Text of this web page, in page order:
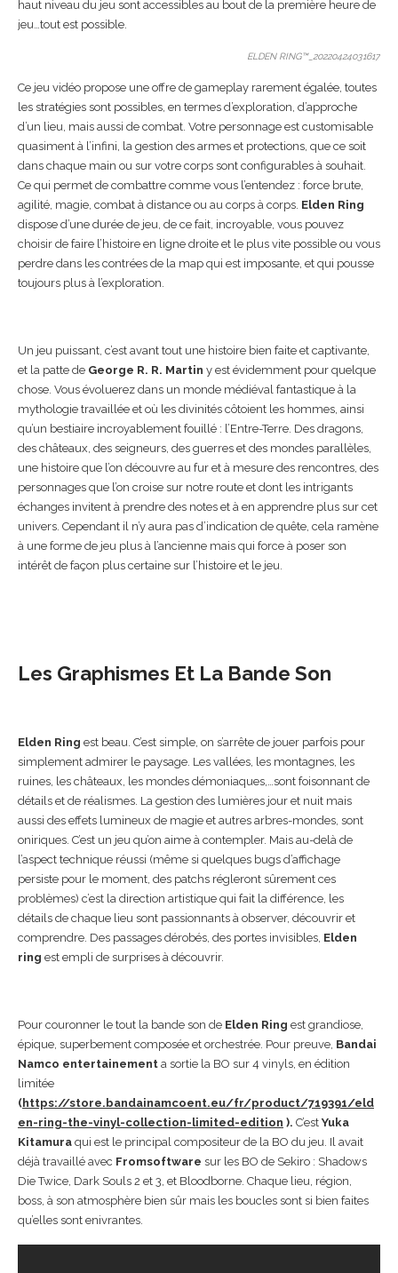
haut niveau du jeu sont accessibles au bout de la première heure de
jeu…tout est possible.
ELDEN RING™_20220424031617
Ce jeu vidéo propose une offre de gameplay rarement égalée, toutes
les stratégies sont possibles, en termes d’exploration, d’approche
d’un lieu, mais aussi de combat. Votre personnage est customisable
quasiment à l’infini, la gestion des armes et protections, que ce soit
dans chaque main ou sur votre corps sont configurables à souhait.
Ce qui permet de combattre comme vous l’entendez : force brute,
agilité, magie, combat à distance ou au corps à corps. Elden Ring
dispose d’une durée de jeu, de ce fait, incroyable, vous pouvez
choisir de faire l’histoire en ligne droite et le plus vite possible ou vous
perdre dans les contrées de la map qui est imposante, et qui pousse
toujours plus à l’exploration.
Un jeu puissant, c’est avant tout une histoire bien faite et captivante,
et la patte de George R. R. Martin y est évidemment pour quelque
chose. Vous évoluerez dans un monde médiéval fantastique à la
mythologie travaillée et où les divinités côtoient les hommes, ainsi
qu’un bestiaire incroyablement fouillé : l’Entre-Terre. Des dragons,
des châteaux, des seigneurs, des guerres et des mondes parallèles,
une histoire que l’on découvre au fur et à mesure des rencontres, des
personnages que l’on croise sur notre route et dont les intrigants
échanges invitent à prendre des notes et à en apprendre plus sur cet
univers. Cependant il n’y aura pas d’indication de quête, cela ramène
à une forme de jeu plus à l’ancienne mais qui force à poser son
intérêt de façon plus certaine sur l’histoire et le jeu.
Les Graphismes Et La Bande Son
Elden Ring est beau. C’est simple, on s’arrête de jouer parfois pour
simplement admirer le paysage. Les vallées, les montagnes, les
ruines, les châteaux, les mondes démoniaques,…sont foisonnant de
détails et de réalismes. La gestion des lumières jour et nuit mais
aussi des effets lumineux de magie et autres arbres-mondes, sont
oniriques. C’est un jeu qu’on aime à contempler. Mais au-delà de
l’aspect technique réussi (même si quelques bugs d’affichage
persiste pour le moment, des patchs régleront sûrement ces
problèmes) c’est la direction artistique qui fait la différence, les
détails de chaque lieu sont passionnants à observer, découvrir et
comprendre. Des passages dérobés, des portes invisibles, Elden
ring est empli de surprises à découvrir.
Pour couronner le tout la bande son de Elden Ring est grandiose,
épique, superbement composée et orchestrée. Pour preuve, Bandai
Namco entertainement a sortie la BO sur 4 vinyls, en édition
limitée
(https://store.bandainamcoent.eu/fr/product/719391/eld
en-ring-the-vinyl-collection-limited-edition ). C’est Yuka
Kitamura qui est le principal compositeur de la BO du jeu. Il avait
déjà travaillé avec Fromsoftware sur les BO de Sekiro : Shadows
Die Twice, Dark Souls 2 et 3, et Bloodborne. Chaque lieu, région,
boss, à son atmosphère bien sûr mais les boucles sont si bien faites
qu’elles sont enivrantes.